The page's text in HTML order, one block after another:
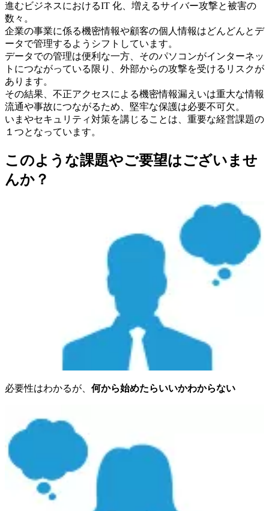
進むビジネスにおけるIT 化、増えるサイバー攻撃と被害の
数々。
企業の事業に係る機密情報や顧客の個人情報はどんどんとデ
ータで管理するようシフトしています。
データでの管理は便利な一方、そのパソコンがインターネッ
トにつながっている限り、外部からの攻撃を受けるリスクが
あります。
その結果、不正アクセスによる機密情報漏えいは重大な情報
流通や事故につながるため、堅牢な保護は必要不可欠。
いまやセキュリティ対策を講じることは、重要な経営課題の
１つとなっています。
このような課題やご要望はございませ
んか？
必要性はわかるが、 何から始めたらいいかわからない